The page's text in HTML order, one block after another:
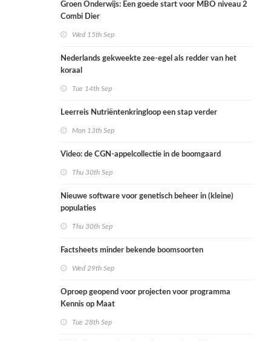
Groen Onderwijs: Een goede start voor MBO niveau 2
Combi Dier
Wed 15th Sep
Nederlands gekweekte zee-egel als redder van het
koraal
Tue 14th Sep
Leerreis Nutriëntenkringloop een stap verder
Mon 13th Sep
Video: de CGN-appelcollectie in de boomgaard
Thu 30th Sep
Nieuwe software voor genetisch beheer in (kleine)
populaties
Thu 30th Sep
Factsheets minder bekende boomsoorten
Wed 29th Sep
Oproep geopend voor projecten voor programma
Kennis op Maat
Tue 28th Sep